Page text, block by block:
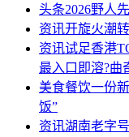
头条2026野人
资讯开旋火潮
资讯试足香港
最入口即溶?曲
美食餐饮一份
饭”
资讯湖南老字